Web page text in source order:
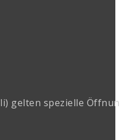
gelten spezielle